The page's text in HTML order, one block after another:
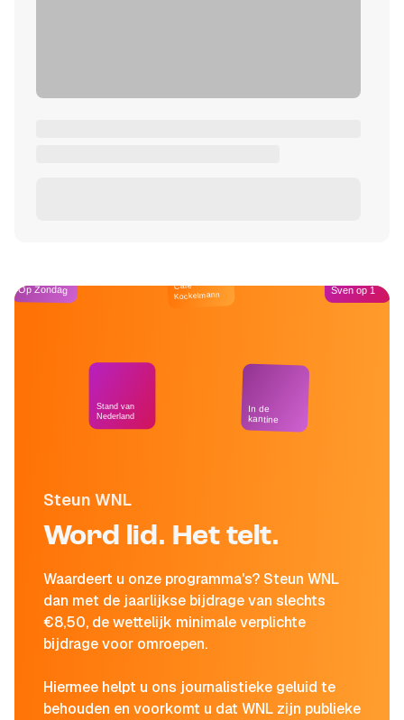
Steun WNL
Word lid. Het telt.
Waardeert u onze programma's? Steun WNL
dan met de jaarlijkse bijdrage van slechts
€8,50, de wettelijk minimale verplichte
bijdrage voor omroepen.
Hiermee helpt u ons journalistieke geluid te
behouden en voorkomt u dat WNL zijn publieke
Op Zondag
Stand van
Nederland
Café
Kockelmann
In de
kantine
Sven op 1